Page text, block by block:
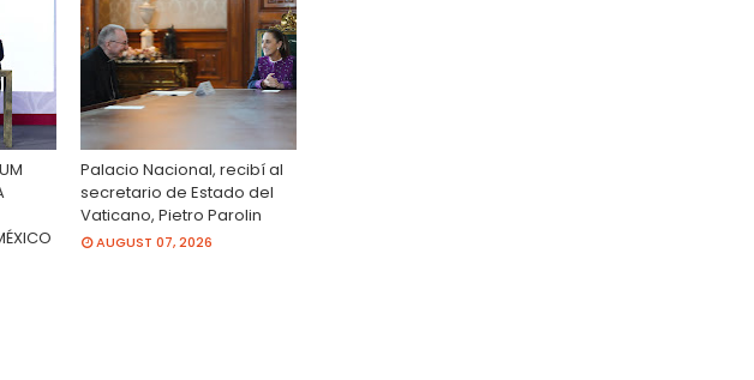
Palacio Nacional, recibí al
secretario de Estado del
Vaticano, Pietro Parolin
AUGUST 07, 2026